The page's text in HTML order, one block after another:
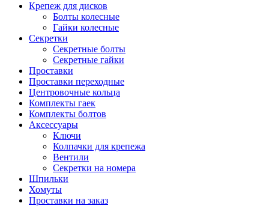
Крепеж для дисков
Болты колесные
Гайки колесные
Секретки
Секретные болты
Секретные гайки
Проставки
Проставки переходные
Центровочные кольца
Комплекты гаек
Комплекты болтов
Аксессуары
Ключи
Колпачки для крепежа
Вентили
Секретки на номера
Шпильки
Хомуты
Проставки на заказ